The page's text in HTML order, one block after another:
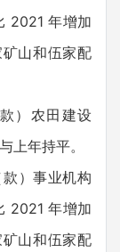
2021 年增加
山和伍家配
）农田建设
上年持平。
）事业机构
2021 年增加
山和伍家配